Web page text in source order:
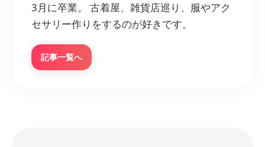
3月に卒業。 古着屋、雑貨店巡り、服やアク
セサリー作りをするのが好きです。
記事一覧へ